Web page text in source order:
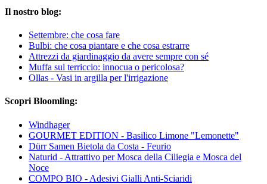
Il nostro blog:
Settembre: che cosa fare
Bulbi: che cosa piantare e che cosa estrarre
Attrezzi da giardinaggio da avere sempre con sé
Muffa sul terriccio: innocua o pericolosa?
Ollas - Vasi in argilla per l'irrigazione
Scopri Bloomling:
Windhager
GOURMET EDITION - Basilico Limone "Lemonette"
Dürr Samen Bietola da Costa - Feurio
Naturid - Attrattivo per Mosca della Ciliegia e Mosca del
Noce
COMPO BIO - Adesivi Gialli Anti-Sciaridi